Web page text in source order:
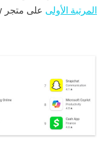
المرتبة الأولى على متجر Google Play لفترة طويلة.